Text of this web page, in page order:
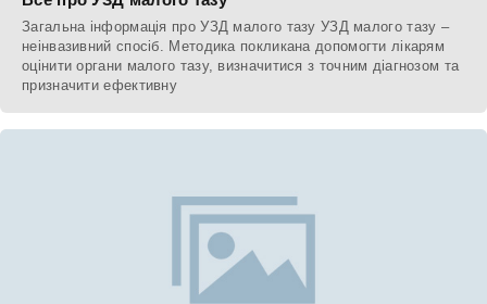
Загальна інформація про УЗД малого тазу УЗД малого тазу –
неінвазивний спосіб. Методика покликана допомогти лікарям
оцінити органи малого тазу, визначитися з точним діагнозом та
призначити ефективну